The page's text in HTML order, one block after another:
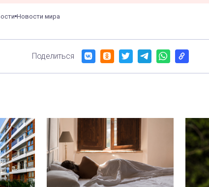
Новости мира
Поделиться